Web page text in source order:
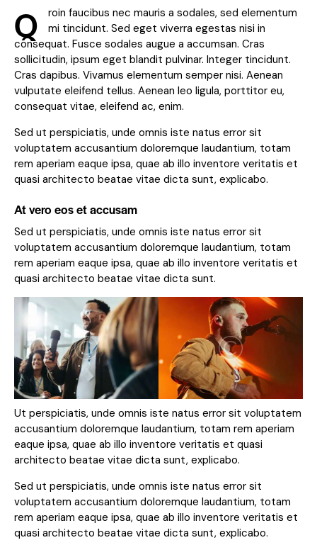
Q
roin faucibus nec mauris a sodales, sed elementum
mi tincidunt. Sed eget viverra egestas nisi in
consequat. Fusce sodales augue a accumsan. Cras
sollicitudin, ipsum eget blandit pulvinar. Integer tincidunt.
Cras dapibus. Vivamus elementum semper nisi. Aenean
vulputate eleifend tellus. Aenean leo ligula, porttitor eu,
consequat vitae, eleifend ac, enim.
Sed ut perspiciatis, unde omnis iste natus error sit
voluptatem accusantium doloremque laudantium, totam
rem aperiam eaque ipsa, quae ab illo inventore veritatis et
quasi architecto beatae vitae dicta sunt, explicabo.
At vero eos et accusam
Sed ut perspiciatis, unde omnis iste natus error sit
voluptatem accusantium doloremque laudantium, totam
rem aperiam eaque ipsa, quae ab illo inventore veritatis et
quasi architecto beatae vitae dicta sunt.
Ut perspiciatis, unde omnis iste natus error sit voluptatem
accusantium doloremque laudantium, totam rem aperiam
eaque ipsa, quae ab illo inventore veritatis et quasi
architecto beatae vitae dicta sunt, explicabo.
Sed ut perspiciatis, unde omnis iste natus error sit
voluptatem accusantium doloremque laudantium, totam
rem aperiam eaque ipsa, quae ab illo inventore veritatis et
quasi architecto beatae vitae dicta sunt, explicabo.